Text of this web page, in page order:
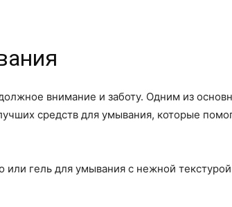
внимание и заботу. Одним из
средств для умывания, которые
гель для умывания с нежной